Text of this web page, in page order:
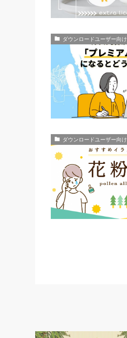
ダウンロードユーザー向け
ダウンロードユーザー向け